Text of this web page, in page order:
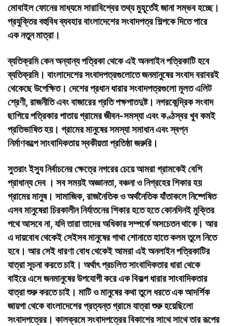
মোবাইল ফোনের মাধ্যমে সারাবিশ্বের তথ্য মুহূর্তেই জানা সম্ভব হচ্ছে।
প্রযুক্তির বহুবিধ ব্যবহার বাংলাদেশের সংবাদপত্র শিল্পকে দিতে পারে
এক নতুন মাত্রা।
ব্যতিক্রমি কেনঅন্যান্য পত্রিকা থেকে এই অনলাইন পত্রিকাটি হবে
ব্যতিক্রমি। বাংলাদেশের সংবাদপত্রগুলোতে জনমানুষের সংবাদ বরাবরই
থেকেছে উপেক্ষিত। দেশের প্রধান ধারার সংবাদপত্রগুলো মূলত এলিট
শ্রেণী, রাজনীতি এবং বাজারের প্রতি পক্ষপাতদুষ্ট। নগরকেন্দ্রিক সংবাদ
ছাপিয়ে পত্রিকার পাতায় গ্রামের জীবন-সমস্যা এবং কণ্ঠস্বর খুব কমই
প্রতিভাষিত হয়। গ্রামের মানুষের সমস্যা সমাধান এবং স্বপ্ন
নির্মাণকল্পে সাংবাদিকতায় স্বকীয়তা প্রতিষ্ঠা জরুরি।
সুতরাং ইস্যু নির্বাচনের ক্ষেত্রে নগরের চেয়ে আমরা গ্রামকেই বেশি
প্রাধান্য দেব । সব সময়ই অজ্ঞানতা, বঞ্চনা ও নিগ্রহের শিকার হয়
গ্রামের মানুষ। সামাজিক, রাজনৈতিক ও অর্থনৈতিক যাঁতাকলে নিষ্পেষিত
এসব মানুষেরা চিরকালীন নির্যাতনের শিকার হতে হতে কোনদিনই মুক্তির
পথে আসবে না, যদি তারা তাদের অধিকার সম্পর্কে অসচেতন থাকে। আর
এ দায়বোধ থেকেই সেইসব মানুষের গাথা শোনাতে হাতে কলম তুলে নিতে
হবে। আর সেই ধারণা বোধ থেকেই আমরা এই অনলাইন পত্রিকাটির
যাত্রা সূচনা করতে চাই। অর্থাৎ প্রচলিত সাংবাদিকতার ধারা থেকে
বাইরে এসে জনমানুষের উপযোগী করে এক বিকল্প ধারার সাংবাদিকতার
যাত্রা শুরু করতে চাই। মাটি ও মানুষের কথা তুলে ধরতে এক আদর্শিক
জায়গা থেকে বাংলাদেশের প্রত্যন্ত গ্রামে যাত্রা শুরু হয়েছিলো
সংবাদপত্রের। কালক্রমে সংবাদপত্রের বিকাশের সাথে সাথে তার রূপের